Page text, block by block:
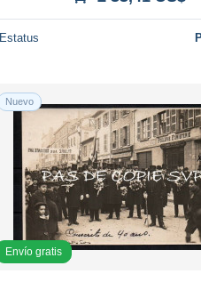
Estatus
Nuevo
Envío gratis